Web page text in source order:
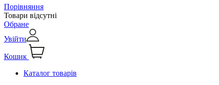
Порівняння
Товари відсутні
Обране
Увійти
Кошик
Каталог товарів